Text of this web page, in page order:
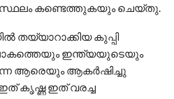
സ്ഥലം കണ്ടെത്തുകയും ചെയ്തു.
തയ്യാറാക്കിയ കുപ്പി
ഇന്ത്യയുടെയും
ആരെയും ആകർഷിച്ചു
കൃഷ്ണ ഇത് വരച്ച